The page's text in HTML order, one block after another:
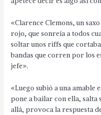
«Clarence Clemons, un
rojo, que sonreía a todos
soltar unos riffs que
bandas que corren por los
jefe».
«Luego subió a una amable
pone a bailar con ella,
allá, provoca la respuesta